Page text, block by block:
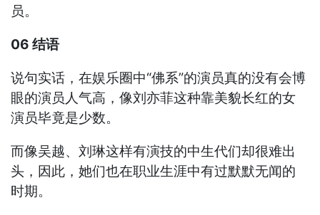
员。
06 结语
说句实话，在娱乐圈中“佛系”的演员真的没有会博
眼的演员人气高，像刘亦菲这种靠美貌长红的女
演员毕竟是少数。
而像吴越、刘琳这样有演技的中生代们却很难出
头，因此，她们也在职业生涯中有过默默无闻的
时期。